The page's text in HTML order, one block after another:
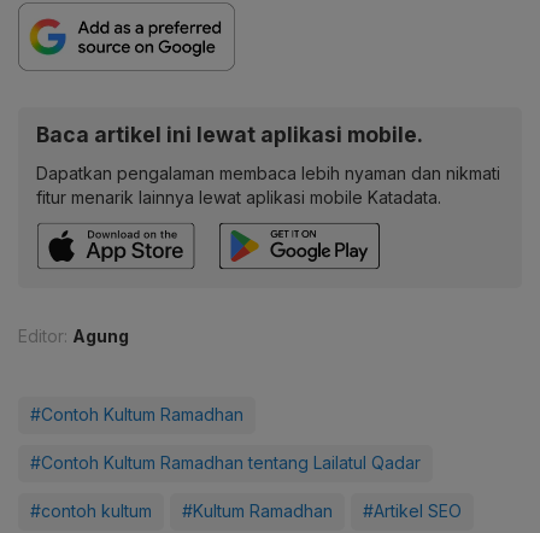
Baca artikel ini lewat aplikasi mobile.
Dapatkan pengalaman membaca lebih nyaman dan nikmati
fitur menarik lainnya lewat aplikasi mobile Katadata.
Editor: Agung
#Contoh Kultum Ramadhan
#Contoh Kultum Ramadhan tentang Lailatul Qadar
#contoh kultum #Kultum Ramadhan #Artikel SEO